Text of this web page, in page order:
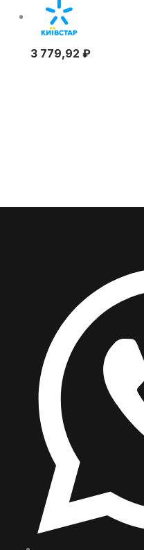
3 779,92 ₽